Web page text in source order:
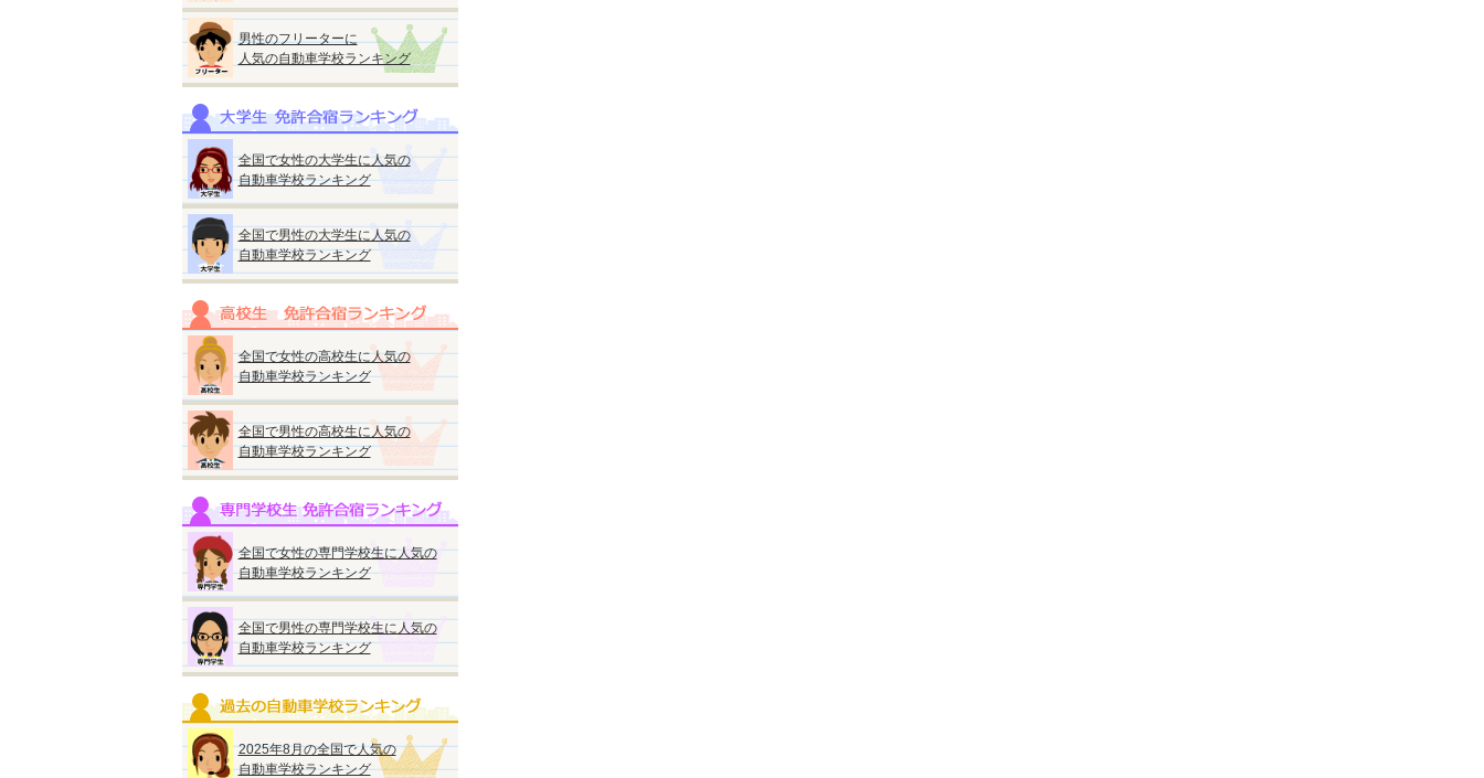
男性のフリーターに
人気の自動車学校ランキング
全国で女性の大学生に人気の
自動車学校ランキング
全国で男性の大学生に人気の
自動車学校ランキング
全国で女性の高校生に人気の
自動車学校ランキング
全国で男性の高校生に人気の
自動車学校ランキング
全国で女性の専門学校生に人気の
自動車学校ランキング
全国で男性の専門学校生に人気の
自動車学校ランキング
2025年8月の全国で人気の
自動車学校ランキング